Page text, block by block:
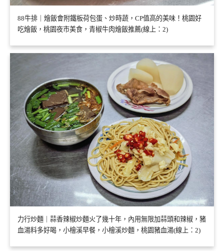
88牛排｜燴飯會附鐵板荷包蛋、炒時蔬，CP值高的美味！桃園好
吃燴飯，桃園夜市美食，青椒牛肉燴飯推薦(線上：2)
力行炒麵｜蒜香辣椒炒麵火了幾十年，內用無限加蒜頭和辣椒，豬
血湯料多好喝，小檜溪早餐，小檜溪炒麵，桃園豬血湯(線上：2)